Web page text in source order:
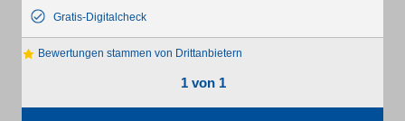
Gratis-Digitalcheck
Bewertungen stammen von Drittanbietern
1 von 1